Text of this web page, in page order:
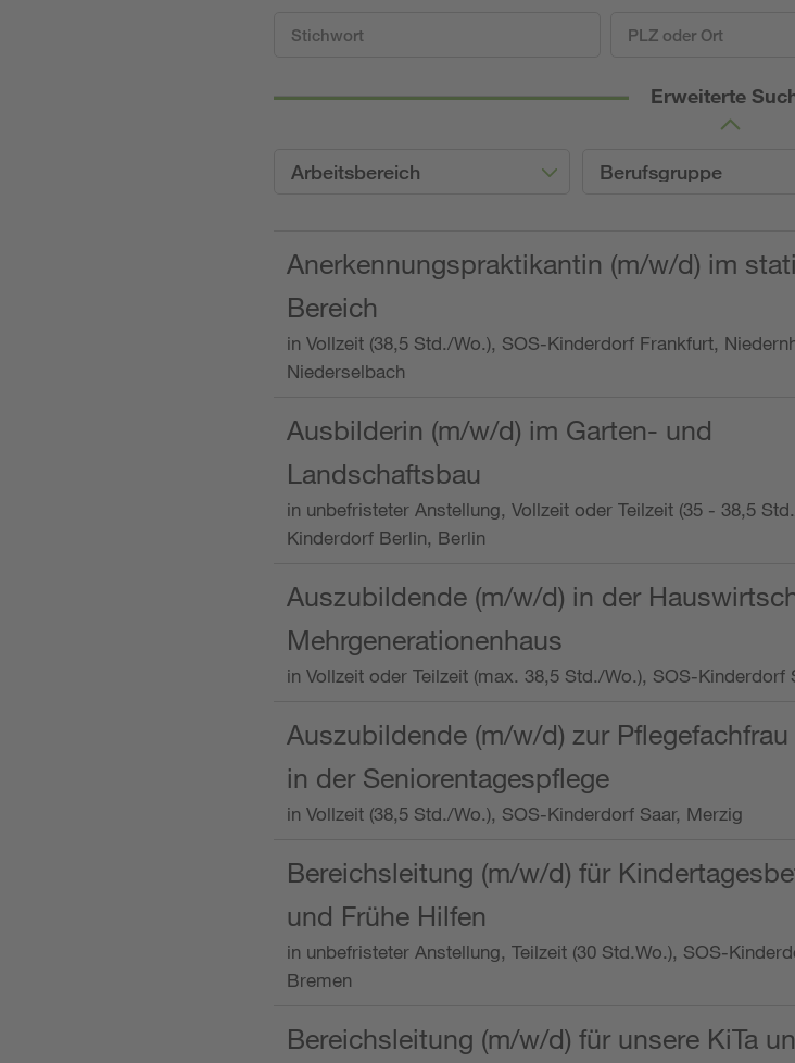
Erweiterte
Arbeitsbereich Berufsgruppe
Anerkennungspraktikantin (m/w/d) im
Bereich
in Vollzeit (38,5 Std./Wo.), SOS-Kinderdorf Frankfurt,
Niederselbach
Ausbilderin (m/w/d) im Garten- und
Landschaftsbau
in unbefristeter Anstellung, Vollzeit oder Teilzeit (35 - 38,5
Kinderdorf Berlin, Berlin
Auszubildende (m/w/d) in der
Mehrgenerationenhaus
in Vollzeit oder Teilzeit (max. 38,5 Std./Wo.), SOS-Kinderdorf
Auszubildende (m/w/d) zur
in der Seniorentagespflege
in Vollzeit (38,5 Std./Wo.), SOS-Kinderdorf Saar, Merzig
Bereichsleitung (m/w/d) für
und Frühe Hilfen
in unbefristeter Anstellung, Teilzeit (30 Std.Wo.), SOS-
Bremen
Bereichsleitung (m/w/d) für unsere KiTa